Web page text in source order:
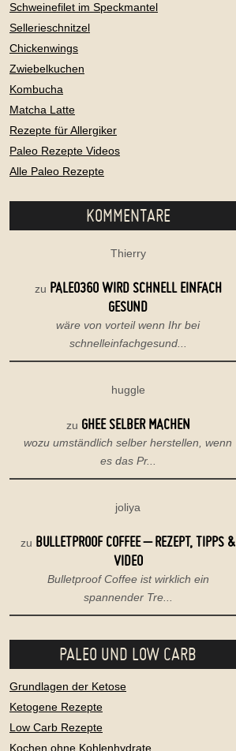
Schweinefilet im Speckmantel
Sellerieschnitzel
Chickenwings
Zwiebelkuchen
Kombucha
Matcha Latte
Rezepte für Allergiker
Paleo Rezepte Videos
Alle Paleo Rezepte
KOMMENTARE
Thierry
zu PALEO360 WIRD SCHNELL EINFACH
GESUND
wäre von vorteil wenn Ihr bei
schnelleinfachgesund...
huggle
zu GHEE SELBER MACHEN
wozu umständlich selber herstellen, wenn
es das Pr...
joliya
zu BULLETPROOF COFFEE – REZEPT, TIPPS &
VIDEO
Bulletproof Coffee ist wirklich ein
spannender Tre...
PALEO UND LOW CARB
Grundlagen der Ketose
Ketogene Rezepte
Low Carb Rezepte
Kochen ohne Kohlenhydrate